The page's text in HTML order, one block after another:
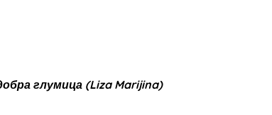
глумица (Liza Marijina)